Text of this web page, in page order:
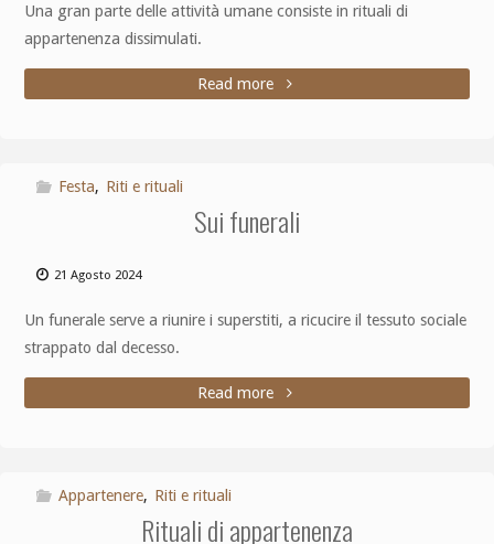
Una gran parte delle attività umane consiste in rituali di
appartenenza dissimulati.
Read more
Festa, Riti e rituali
Sui funerali
21 Agosto 2024
Un funerale serve a riunire i superstiti, a ricucire il tessuto sociale
strappato dal decesso.
Read more
Appartenere, Riti e rituali
Rituali di appartenenza